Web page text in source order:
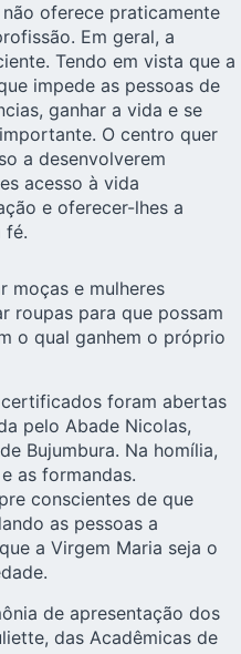
oferece praticamente
Em geral, a
Tendo em vista que a
impede as pessoas de
ganhar a vida e se
O centro quer
a desenvolverem
acesso à vida
e oferecer-lhes a
fé.
moças e mulheres
roupas para que possam
o qual ganhem o próprio
foram abertas
pelo Abade Nicolas,
Bujumbura. Na homília,
as formandas.
conscientes de que
as pessoas a
a Virgem Maria seja o
de apresentação dos
das Acadêmicas de